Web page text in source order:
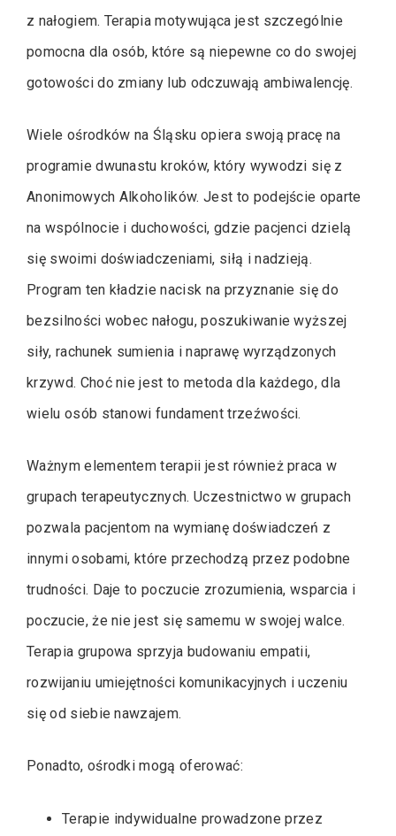
z nałogiem. Terapia motywująca jest szczególnie
pomocna dla osób, które są niepewne co do swojej
gotowości do zmiany lub odczuwają ambiwalencję.
Wiele ośrodków na Śląsku opiera swoją pracę na
programie dwunastu kroków, który wywodzi się z
Anonimowych Alkoholików. Jest to podejście oparte
na wspólnocie i duchowości, gdzie pacjenci dzielą
się swoimi doświadczeniami, siłą i nadzieją.
Program ten kładzie nacisk na przyznanie się do
bezsilności wobec nałogu, poszukiwanie wyższej
siły, rachunek sumienia i naprawę wyrządzonych
krzywd. Choć nie jest to metoda dla każdego, dla
wielu osób stanowi fundament trzeźwości.
Ważnym elementem terapii jest również praca w
grupach terapeutycznych. Uczestnictwo w grupach
pozwala pacjentom na wymianę doświadczeń z
innymi osobami, które przechodzą przez podobne
trudności. Daje to poczucie zrozumienia, wsparcia i
poczucie, że nie jest się samemu w swojej walce.
Terapia grupowa sprzyja budowaniu empatii,
rozwijaniu umiejętności komunikacyjnych i uczeniu
się od siebie nawzajem.
Ponadto, ośrodki mogą oferować:
Terapie indywidualne prowadzone przez